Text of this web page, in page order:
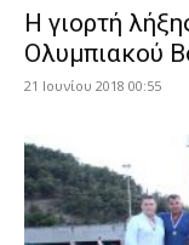
Η γιορτή
Ολυμπιακού
21 Ιουνίου 2018 00:55